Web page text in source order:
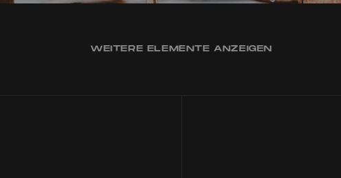
WEITERE ELEMENTE ANZEIGEN